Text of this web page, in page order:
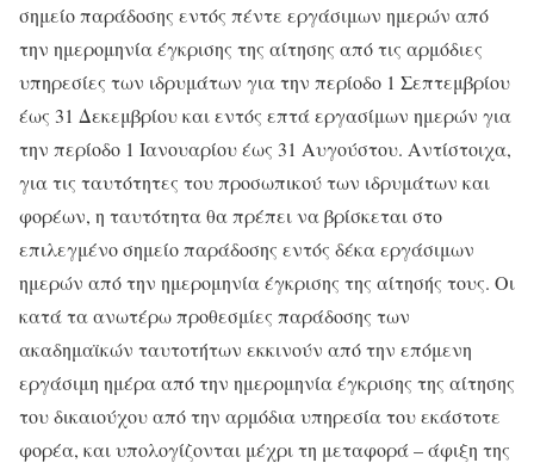
σημείο παράδοσης εντός πέντε εργάσιμων ημερών από
την ημερομηνία έγκρισης της αίτησης από τις αρμόδιες
υπηρεσίες των ιδρυμάτων για την περίοδο 1 Σεπτεμβρίου
έως 31 Δεκεμβρίου και εντός επτά εργασίμων ημερών για
την περίοδο 1 Ιανουαρίου έως 31 Αυγούστου. Αντίστοιχα,
για τις ταυτότητες του προσωπικού των ιδρυμάτων και
φορέων, η ταυτότητα θα πρέπει να βρίσκεται στο
επιλεγμένο σημείο παράδοσης εντός δέκα εργάσιμων
ημερών από την ημερομηνία έγκρισης της αίτησής τους. Οι
κατά τα ανωτέρω προθεσμίες παράδοσης των
ακαδημαϊκών ταυτοτήτων εκκινούν από την επόμενη
εργάσιμη ημέρα από την ημερομηνία έγκρισης της αίτησης
του δικαιούχου από την αρμόδια υπηρεσία του εκάστοτε
φορέα, και υπολογίζονται μέχρι τη μεταφορά – άφιξη της